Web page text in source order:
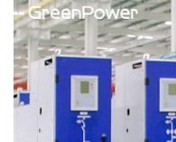
Tungkol Sa Amin
Mga Solusyon
Ilagay